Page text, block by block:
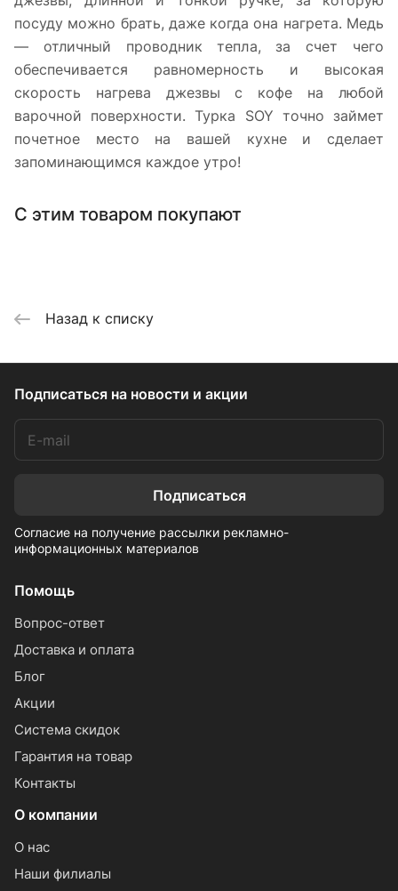
посуду можно брать, даже когда она нагрета. Медь
— отличный проводник тепла, за счет чего
обеспечивается равномерность и высокая
скорость нагрева джезвы с кофе на любой
варочной поверхности. Турка SOY точно займет
почетное место на вашей кухне и сделает
запоминающимся каждое утро!
С этим товаром покупают
Назад к списку
Подписаться на новости и акции
Подписаться
Согласие на получение рассылки рекламно-
информационных материалов
Помощь
Вопрос-ответ
Доставка и оплата
Блог
Акции
Система скидок
Гарантия на товар
Контакты
О компании
О нас
Наши филиалы